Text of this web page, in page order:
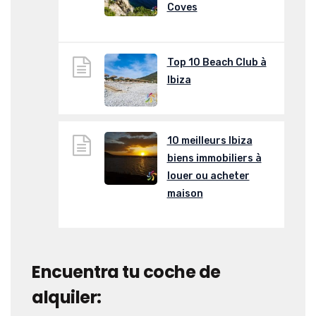
Coves
Top 10 Beach Club à
Ibiza
10 meilleurs Ibiza
biens immobiliers à
louer ou acheter
maison
Encuentra tu coche de
alquiler: